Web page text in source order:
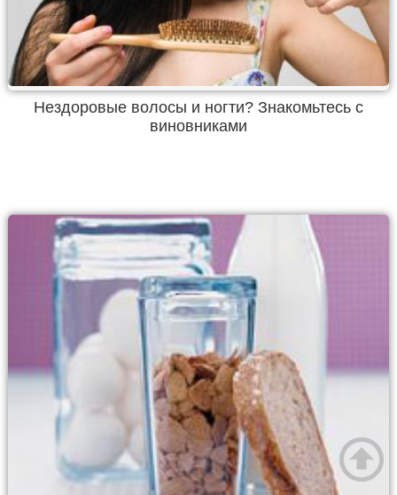
Нездоровые волосы и ногти? Знакомьтесь с
виновниками